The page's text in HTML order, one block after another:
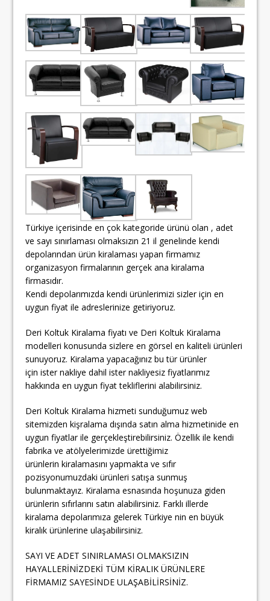
Türkiye içerisinde en çok kategoride ürünü olan , adet
ve sayı sınırlaması olmaksızın 21 il genelinde kendi
depolarından ürün kiralaması yapan firmamız
organizasyon firmalarının gerçek ana kiralama
firmasıdır.
Kendi depolarımızda kendi ürünlerimizi sizler için en
uygun fiyat ile adreslerinize getiriyoruz.
Deri Koltuk Kiralama fiyatı ve Deri Koltuk Kiralama
modelleri konusunda sizlere en görsel en kaliteli ürünleri
sunuyoruz. Kiralama yapacağınız bu tür ürünler
için ister nakliye dahil ister nakliyesiz fiyatlarımız
hakkında en uygun fiyat tekliflerini alabilirsiniz.
Deri Koltuk Kiralama hizmeti sunduğumuz web
sitemizden kişralama dışında satın alma hizmetinide en
uygun fiyatlar ile gerçekleştirebilirsiniz. Özellik ile kendi
fabrika ve atölyelerimizde ürettiğimiz
ürünlerin kiralamasını yapmakta ve sıfır
pozisyonumuzdaki ürünleri satışa sunmuş
bulunmaktayız. Kiralama esnasında hoşunuza giden
ürünlerin sıfırlarını satın alabilirsiniz. Farklı illerde
kiralama depolarımıza gelerek Türkiye nin en büyük
kiralık ürünlerine ulaşabilirsiniz.
SAYI VE ADET SINIRLAMASI OLMAKSIZIN
HAYALLERİNİZDEKİ TÜM KİRALIK ÜRÜNLERE
FİRMAMIZ SAYESİNDE ULAŞABİLİRSİNİZ.